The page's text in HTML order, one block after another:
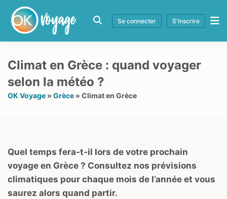
Se connecter S'inscrire
Climat en Grèce : quand voyager
selon la météo ?
OK Voyage » Grèce » Climat en Grèce
Quel temps fera-t-il lors de votre prochain
voyage en Grèce ? Consultez nos prévisions
climatiques pour chaque mois de l’année et vous
saurez alors quand partir.